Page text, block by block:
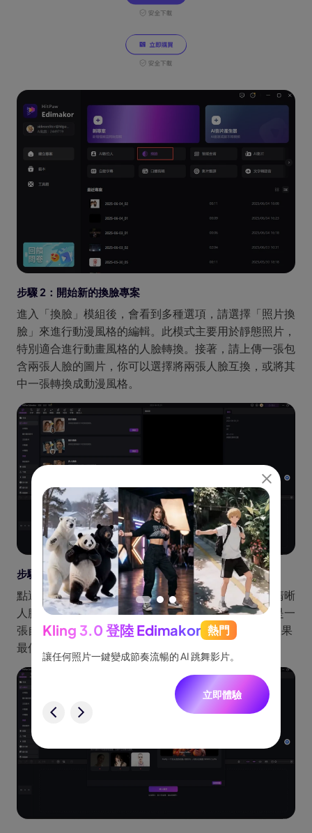
步驟 2：開始新的換臉專案
進入「換臉」模組後，會看到多種選項，請選擇「照片換
臉」來進行動漫風格的編輯。此模式主要用於靜態照片，
特別適合進行動畫風格的人臉轉換。接著，請上傳一張包
含兩張人臉的圖片，你可以選擇將兩張人臉互換，或將其
中一張轉換成動漫風格。
步驟 3：匯入包含兩張人臉的圖片
點選「匯入」，從你的裝置中選擇一張至少包含兩張清晰
人臉的照片。這張圖片可以是合照、朋友的照片，或是一
張自拍。Edimakor 在人臉正面、光線充足的情況下效果
最佳，並支援高解析度圖片。
隨，
Kling 3.0 登陸 Edimakor 熱門
讓任何照片一鍵變成節奏流暢的 AI 跳舞影片。
立即體驗
一致